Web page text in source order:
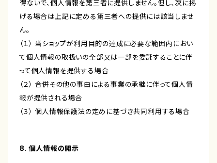
得ないで、個人情報を第三者に提供しません。但し、次に掲
げる場合は上記に定める第三者への提供には該当しませ
ん。
（１） 当ショップが利用目的の達成に必要な範囲内におい
て個人情報の取扱いの全部又は一部を委託することに伴
って個人情報を提供する場合
（２） 合併その他の事由による事業の承継に伴って個人情
報が提供される場合
（３） 個人情報保護法の定めに基づき共同利用する場合
8. 個人情報の開示